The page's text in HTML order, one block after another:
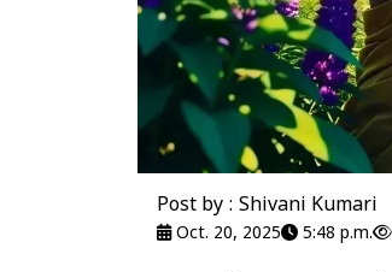
Post by : Shivani Kumari
Oct. 20, 2025 5:48 p.m.